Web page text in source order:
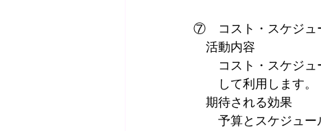
⑦　コスト・スケジュ
活動内容
コスト・スケジュ
して利用します。
期待される効果
予算とスケジュー